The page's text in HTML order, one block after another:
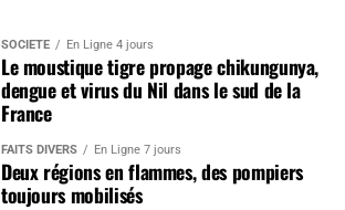
SOCIÉTÉ En Ligne 4 jours
Le moustique tigre propage chikungunya,
dengue et virus du Nil dans le sud de la
France
FAITS DIVERS En Ligne 7 jours
Deux régions en flammes, des pompiers
toujours mobilisés